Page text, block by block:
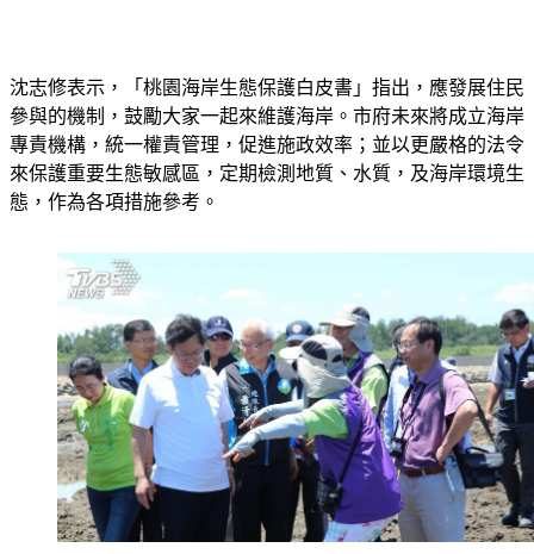
沈志修表示，「桃園海岸生態保護白皮書」指出，應發展住民
參與的機制，鼓勵大家一起來維護海岸。市府未來將成立海岸
專責機構，統一權責管理，促進施政效率；並以更嚴格的法令
來保護重要生態敏感區，定期檢測地質、水質，及海岸環境生